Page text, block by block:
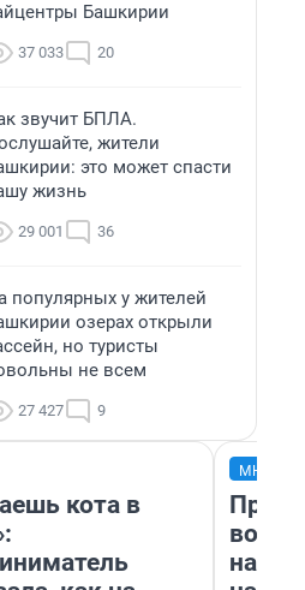
Башкирии
37 033 20
звучит БПЛА.
жители
это может спасти
жизнь
29 001 36
популярных у жителей
озерах открыли
но туристы
не всем
27 427 9
кота в
нам